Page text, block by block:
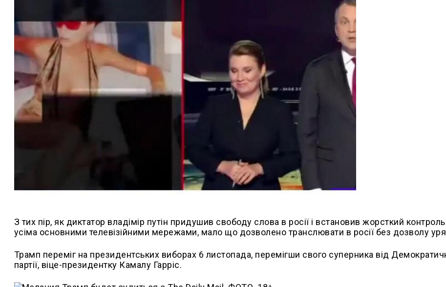
З тих пір, як диктатор владімір путін придушив свободу слова в росії і встановив жорсткий
усіма основними телевізійними мережами, мало що дозволено транслювати в росії без дозволу
Трамп переміг на президентських виборах 6 листопада, перемігши свого суперника від
партії, віце-президентку Камалу Гарріс.